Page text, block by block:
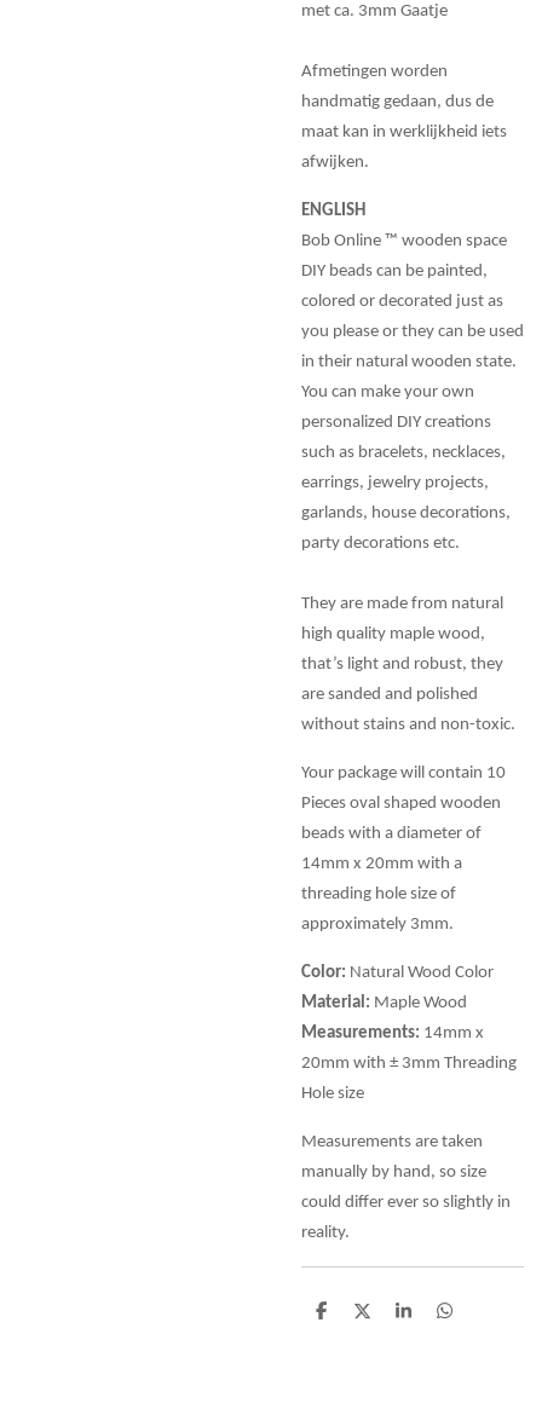
met ca. 3mm Gaatje
Afmetingen worden
handmatig gedaan, dus de
maat kan in werklijkheid iets
afwijken.
ENGLISH
Bob Online ™ wooden space
DIY beads can be painted,
colored or decorated just as
you please or they can be used
in their natural wooden state.
You can make your own
personalized DIY creations
such as bracelets, necklaces,
earrings, jewelry projects,
garlands, house decorations,
party decorations etc.
They are made from natural
high quality maple wood,
that’s light and robust, they
are sanded and polished
without stains and non-toxic.
Your package will contain 10
Pieces oval shaped wooden
beads with a diameter of
14mm x 20mm with a
threading hole size of
approximately 3mm.
Color: Natural Wood Color
Material: Maple Wood
Measurements: 14mm x
20mm with ± 3mm Threading
Hole size
Measurements are taken
manually by hand, so size
could differ ever so slightly in
reality.
D
D
S
D